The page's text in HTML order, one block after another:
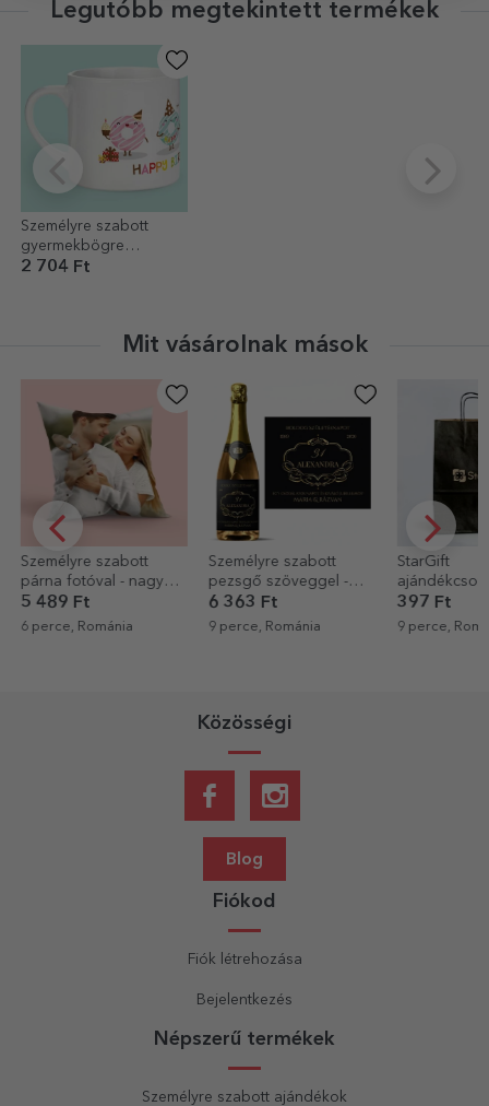
Legutóbb megtekintett termékek
Személyre szabott
gyermekbögre
szöveggel - Donuts
2 704 Ft
Mit vásárolnak mások
szabott
- nagy
Személyre szabott
pezsgő szöveggel -
9 perce, Románia
StarGift
ajándékcsomag
9 perce, Románia
Közösségi
Blog
Fiókod
Fiók létrehozása
Bejelentkezés
Népszerű termékek
Személyre szabott ajándékok